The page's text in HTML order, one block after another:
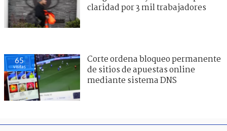
claridad por 3 mil trabajadores
65
visitas
Corte ordena bloqueo permanente
de sitios de apuestas online
mediante sistema DNS